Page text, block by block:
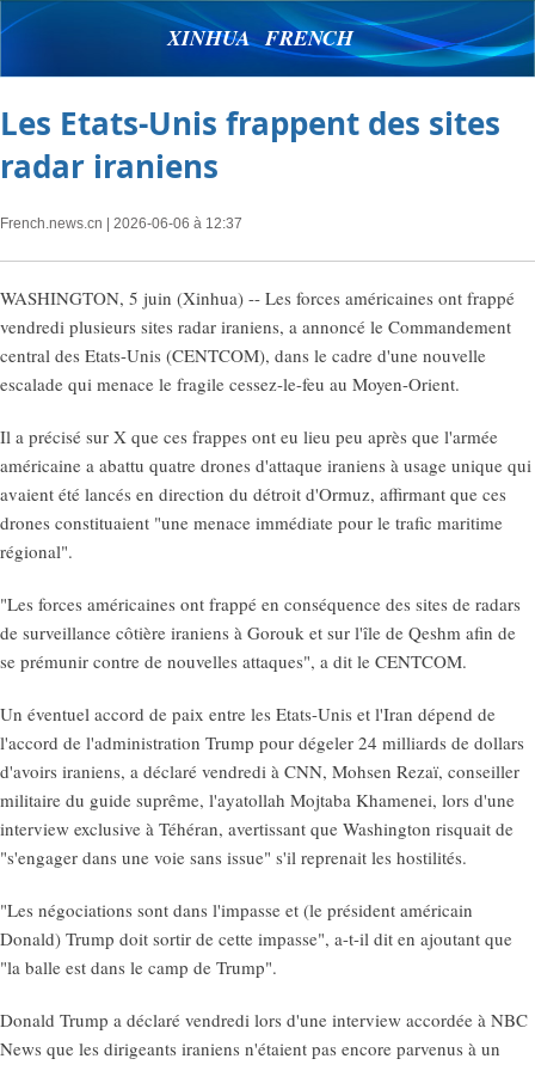
XINHUA FRENCH
Les Etats-Unis frappent des sites
radar iraniens
French.news.cn | 2026-06-06 à 12:37
WASHINGTON, 5 juin (Xinhua) -- Les forces américaines ont frappé
vendredi plusieurs sites radar iraniens, a annoncé le Commandement
central des Etats-Unis (CENTCOM), dans le cadre d'une nouvelle
escalade qui menace le fragile cessez-le-feu au Moyen-Orient.
Il a précisé sur X que ces frappes ont eu lieu peu après que l'armée
américaine a abattu quatre drones d'attaque iraniens à usage unique qui
avaient été lancés en direction du détroit d'Ormuz, affirmant que ces
drones constituaient "une menace immédiate pour le trafic maritime
régional".
"Les forces américaines ont frappé en conséquence des sites de radars
de surveillance côtière iraniens à Gorouk et sur l'île de Qeshm afin de
se prémunir contre de nouvelles attaques", a dit le CENTCOM.
Un éventuel accord de paix entre les Etats-Unis et l'Iran dépend de
l'accord de l'administration Trump pour dégeler 24 milliards de dollars
d'avoirs iraniens, a déclaré vendredi à CNN, Mohsen Rezaï, conseiller
militaire du guide suprême, l'ayatollah Mojtaba Khamenei, lors d'une
interview exclusive à Téhéran, avertissant que Washington risquait de
"s'engager dans une voie sans issue" s'il reprenait les hostilités.
"Les négociations sont dans l'impasse et (le président américain
Donald) Trump doit sortir de cette impasse", a-t-il dit en ajoutant que
"la balle est dans le camp de Trump".
Donald Trump a déclaré vendredi lors d'une interview accordée à NBC
News que les dirigeants iraniens n'étaient pas encore parvenus à un